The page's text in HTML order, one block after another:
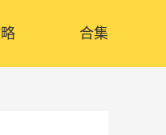
合集